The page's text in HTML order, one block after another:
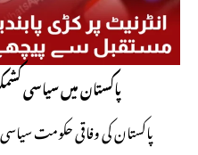
پاکستان میں سیاسی
پاکستان کی وفاقی حکومت